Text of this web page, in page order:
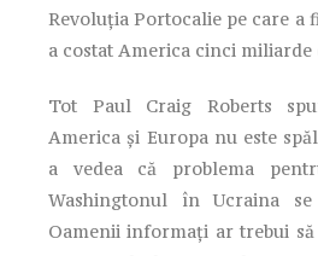
Revoluția Portocalie pe care a
a costat America cinci miliarde
Tot Paul Craig Roberts
America și Europa nu este
a vedea că problema
Washingtonul în Ucraina
Oamenii informați ar trebui